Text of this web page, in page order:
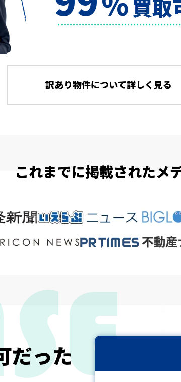
買取
訳あり物件について詳しく見る
これまでに掲載されたメ
だった